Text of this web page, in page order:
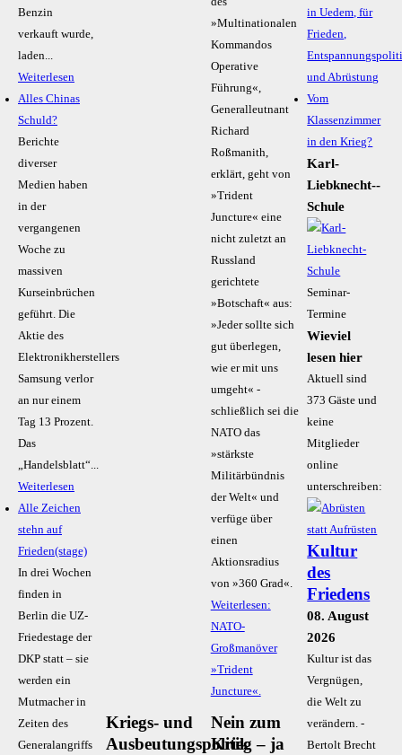
Benzin
verkauft wurde,
laden...
Weiterlesen
Alles Chinas
Schuld?
Berichte
diverser
Medien haben
in der
vergangenen
Woche zu
massiven
Kurseinbrüchen
geführt. Die
Aktie des
Elektronikherstellers
Samsung verlor
an nur einem
Tag 13 Prozent.
Das
„Handelsblatt“...
Weiterlesen
Alle Zeichen
stehn auf
Frieden(stage)
In drei Wochen
finden in
Berlin die UZ-
Friedestage der
DKP statt – sie
werden ein
Mutmacher in
Zeiten des
Generalangriffs
»Multinationalen
Kommandos
Operative
Führung«,
Generalleutnant
Richard
Roßmanith,
erklärt, geht von
»Trident
Juncture« eine
nicht zuletzt an
Russland
gerichtete
»Botschaft« aus:
»Jeder sollte sich
gut überlegen,
wie er mit uns
umgeht« -
schließlich sei die
NATO das
»stärkste
Militärbündnis
der Welt« und
verfüge über
einen
Aktionsradius
von »360 Grad«.
Weiterlesen:
NATO-
Großmanöver
»Trident
Juncture«.
Kriegs- und
Ausbeutungspolitik
Nein zum
Krieg – ja
in Uedem, für
Frieden,
und Abrüstung
Vom
Klassenzimmer
in den Krieg?
Karl-
Liebknecht-­
Schule
Seminar-
Termine
Wieviel
lesen hier
Aktuell sind
373 Gäste und
keine
Mitglieder
online
unterschreiben:
Kultur
des
Friedens
08. August
2026
Kultur ist das
Vergnügen,
die Welt zu
verändern. -
Bertolt Brecht